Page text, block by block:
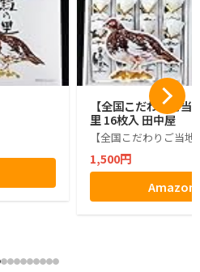
【全国こだわりご
里 16枚入 田中屋
【全国こだわりご当
1,500円
Amazon